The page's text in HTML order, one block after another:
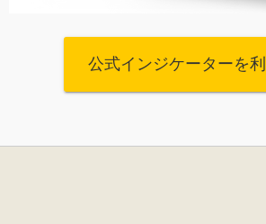
公式インジケーターを